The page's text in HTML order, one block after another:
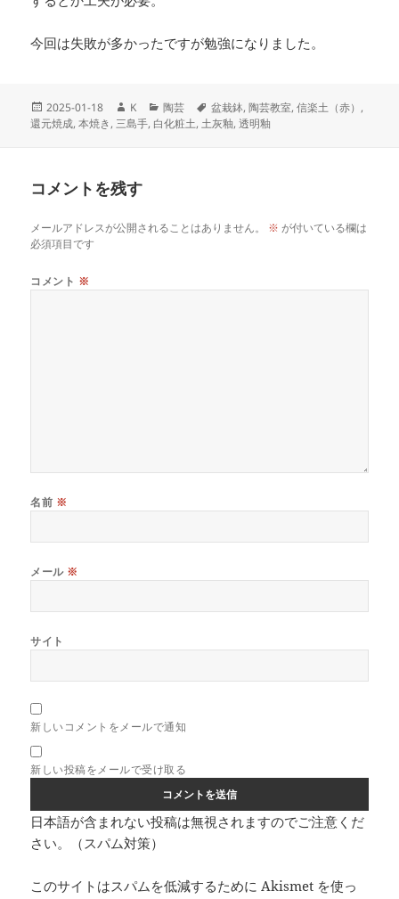
今回は失敗が多かったですが勉強になりました。
投
稿
2025-01-18
作
成
K
カ
テ
陶芸
タ
グ
盆栽鉢,陶芸教室,信楽土（赤） ,
還元焼成,本焼き, 三島手, 白化粧土,土灰釉,透明釉
コメントを残す
メールアドレスが公開されることはありません。 ※ が付いている欄は
必須項目です
コメント ※
名前 ※
メール ※
サイト
新しいコメントをメールで通知
新しい投稿をメールで受け取る
日本語が含まれない投稿は無視されますのでご注意くだ
さい。（スパム対策）
このサイトはスパムを低減するために Akismet を使っ